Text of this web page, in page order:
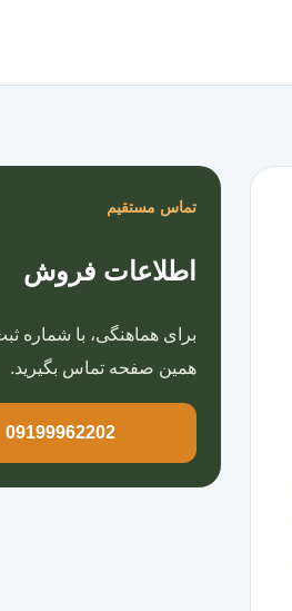
تماس مستقیم
اطلاعات فروش
برای هماهنگی، با شماره
همین صفحه تماس بگیرید.
09199962202